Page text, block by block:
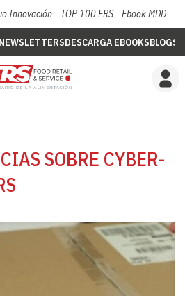
Innovación TOP 100 FRS Ebook MDD
DESCARGA EBOOKSBLOGS
SOBRE CYBER-